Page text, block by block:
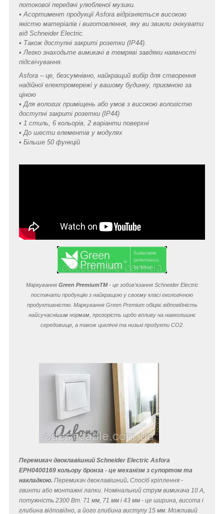
потокової передачі улюбленої музики.
• Асортимент продукції Asfora відрізняється високою
якістю матеріалів і виготовлення, яку ви звикли очікувати
від Schneider Electric.
• Також доступні закриті розетки (IP44).
• Легко знаходьте вимикачі в темряві завдяки наявності
підсвічування.
Asfora – це, безсумнівно, найкращий вибір для створення
надійної електромережі у вашому будинку, приємною за
ціною
• Для вологих приміщень або умов з високою вологістю
доступні закриті розетки (IP44)
• 1 стиль, 6 кольорів, 2 варіанти поверхні
• До шести елементів у модулях
• Більше 50 функцій
Маркування Green PremiumTM- це зобов’язання Schneider Electric
постачати продукцію з найкращою у своєму класі екологічною
продуктивністю. Маркування Green Premium обіцяє відповідність
найсучаснішим нормам, прозорість щодо впливу на навколишнє
середовище, а також циклічні та низькі продукти CO2.
Перемикач двоклавішний Schneider Electric Asfora
EPH0400169 кольору бронза - це механізм з супортом та
накладкою. Перемикач двоклавішний. Спосіб кріплення -
гвинти або монтажні лапки. Номінальний струм вимикача 10 A,
потужність 2300 Вт. 71 мм, 71 мм і 43 мм - це ширина, висота і
глибина відповідно, а його глибина виступу 15 мм. Можливий